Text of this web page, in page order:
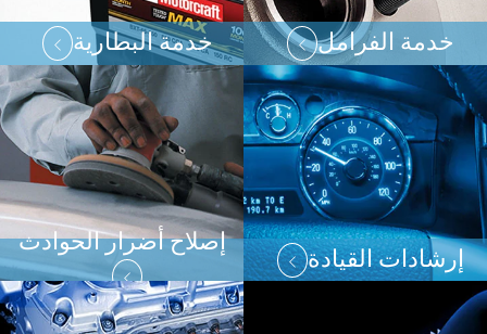
خدمة البطارية خدمة الفرامل
إصلاح أضرار الحوادث
إرشادات القيادة